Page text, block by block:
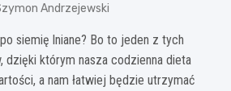
Andrzejewski
siemię lniane? Bo to jeden z tych
dzięki którym nasza codzienna dieta
a nam łatwiej będzie utrzymać